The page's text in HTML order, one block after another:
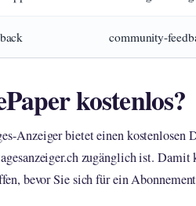
community-
kostenlos?
Anzeiger bietet einen kostenlosen
zugänglich ist.
bevor Sie sich für ein